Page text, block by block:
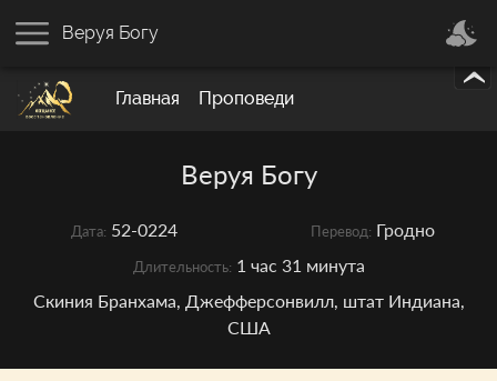
Главная Проповеди
Веруя Богу
Веруя Богу
Дата: 52-0224 Перевод: Гродно
Длительность: 1 час 31 минута
Скиния Бранхама, Джефферсонвилл, штат Индиана,
США